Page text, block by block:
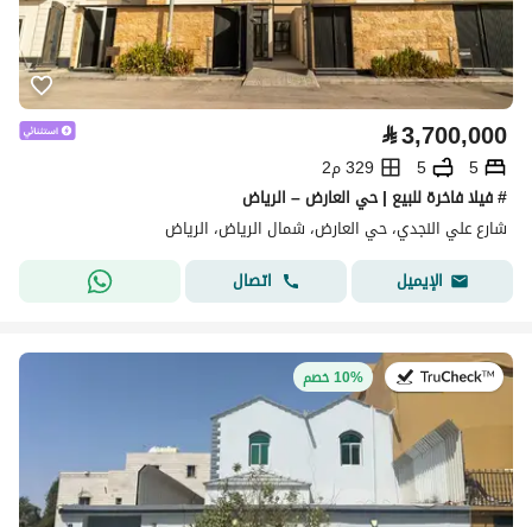
⃁3,700,000
5
5
329 م2
# فيلا فاخرة للبيع | حي العارض – الرياض
شارع علي النجدي، حي العارض، شمال الرياض، الرياض
الإيميل
اتصال
في:27 يوليو 202610% خصم